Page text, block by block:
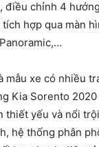
điều chỉnh 4
hợp qua màn
mẫu xe có nhiều
Kia Sorento
thiết yếu và nổi
hệ thống phân